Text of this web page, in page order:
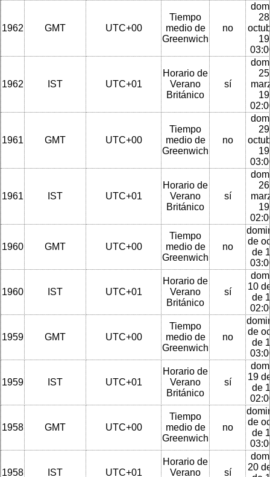
1962 GMT UTC+00
Tiempo
medio de
Greenwich
no
1962 IST UTC+01
Horario de
Verano
Británico
sí
1961 GMT UTC+00
Tiempo
medio de
Greenwich
no
1961 IST UTC+01
Horario de
Verano
Británico
sí
1960 GMT UTC+00
Tiempo
medio de
Greenwich
no
de
de
1960 IST UTC+01
Horario de
Verano
Británico
sí
10
de
1959 GMT UTC+00
Tiempo
medio de
Greenwich
no
de
de
1959 IST UTC+01
Horario de
Verano
Británico
sí
19
de
1958 GMT UTC+00
Tiempo
medio de
Greenwich
no
de
de
1958 IST UTC+01
Horario de
Verano
sí
20